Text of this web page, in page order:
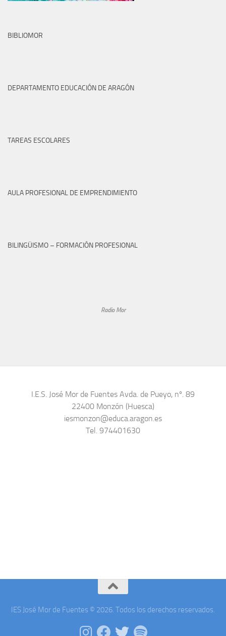
BIBLIOMOR
DEPARTAMENTO EDUCACIÓN DE ARAGÓN
TAREAS ESCOLARES
AULA PROFESIONAL DE EMPRENDIMIENTO
BILINGÜISMO – FORMACIÓN PROFESIONAL
Radio Mor
I.E.S. José Mor de Fuentes Avda. de Pueyo, nº. 89
22400 Monzón (Huesca)
iesmonzon@educa.aragon.es
Tel. 974401630
IES José Mor de Fuentes © 2026. Todos los derechos reservados.